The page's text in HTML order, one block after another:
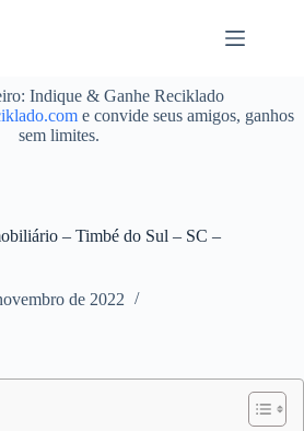
Indique & Ganhe Reciklado
e convide seus amigos, ganhos
sem limites.
– Timbé do Sul – SC –
de 2022